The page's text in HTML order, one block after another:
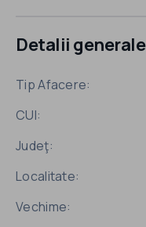
Detalii generale
Tip Afacere:
CUI:
Judeţ:
Localitate:
Vechime: